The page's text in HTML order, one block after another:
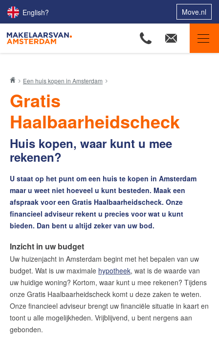
English? Move.nl
Ons aanbod
Woningzoekers
Onze makelaars
Onze expertises
Huis verkopen
Huis kopen
Woonwens Oriëntatiegesprek
Woonwens Zoekprofiel
Aankoop-verkoop Combideal
Bieden op een huis in Amsterdam
Een huis kopen in 9 stappen
Hypotheekadvies
De waarde van uw woning
Voorverkoop & Stille Verkoop
Aankoopbemiddeling
Haalbaarheidscertificaat
Gratis Haalbaarheidscheck
Een huis kopen in Amsterdam
Gratis
Haalbaarheidscheck
Huis kopen, waar kunt u mee
rekenen?
U staat op het punt om een huis te kopen in Amsterdam
maar u weet niet hoeveel u kunt besteden. Maak een
afspraak voor een Gratis Haalbaarheidscheck. Onze
financieel adviseur rekent u precies voor wat u kunt
bieden. Dan bent u altijd zeker van uw bod.
Inzicht in uw budget
Uw huizenjacht in Amsterdam begint met het bepalen van uw
budget. Wat is uw maximale hypotheek, wat is de waarde van
uw huidige woning? Kortom, waar kunt u mee rekenen? Tijdens
onze Gratis Haalbaarheidscheck komt u deze zaken te weten.
Onze financieel adviseur brengt uw financiële situatie in kaart en
toont u alle mogelijkheden. Vrijblijvend, u bent nergens aan
gebonden.